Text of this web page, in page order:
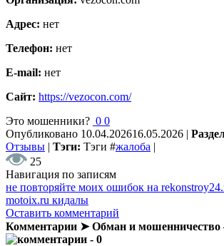
Адрес: нет
Телефон: нет
E-mail: нет
Сайт: https://vezocon.com/
Это мошенники? 0 0
Опубликовано 10.04.202616.05.2026 |
Отзывы | Тэги: Тэги #жалоба |
25
Навигация по записям
не повторяйте моих ошибок на
motoix.ru кидалы
Оставить комментарий
Комментарии ➤ Обман и мошенничество
- 0